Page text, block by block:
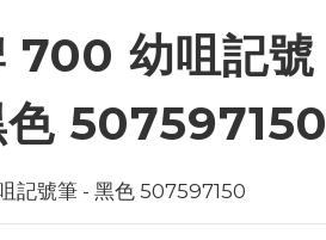
700 幼咀記號
507597150
記號筆 - 黑色 507597150